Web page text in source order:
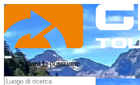
Selezionare la posizione